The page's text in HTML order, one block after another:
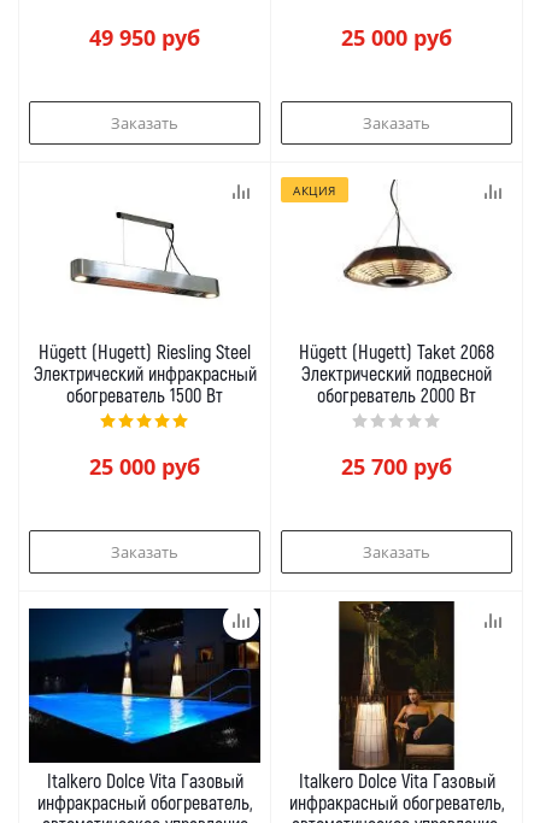
49 950 руб
Заказать
25 000 руб
Заказать
Hügett (Hugett) Riesling Steel
Электрический инфракрасный
обогреватель 1500 Вт
25 000 руб
Заказать
АКЦИЯ
Hügett (Hugett) Taket 2068
Электрический подвесной
обогреватель 2000 Вт
25 700 руб
Заказать
Italkero Dolce Vita Газовый
инфракрасный обогреватель,
Italkero Dolce Vita Газовый
инфракрасный обогреватель,